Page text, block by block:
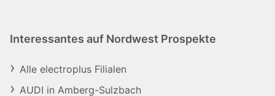
Interessantes auf Nordwest Prospekte
Alle electroplus Filialen
AUDI in Amberg-Sulzbach